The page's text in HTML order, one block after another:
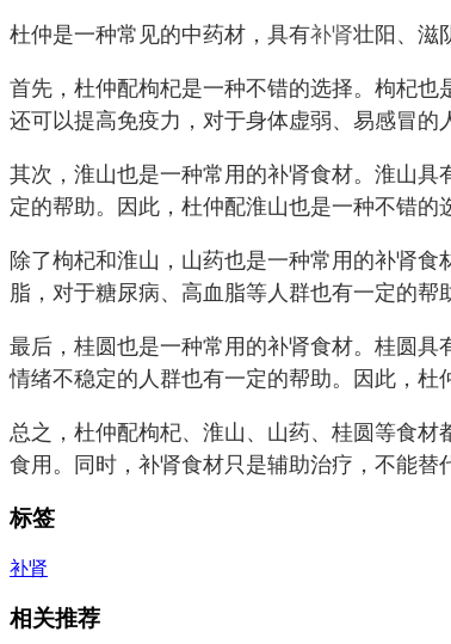
杜仲是一种常见的中药材，具有补肾壮阳、滋
首先，杜仲配枸杞是一种不错的选择。枸杞
还可以提高免疫力，对于身体虚弱、易感冒的
其次，淮山也是一种常用的补肾食材。淮山
定的帮助。因此，杜仲配淮山也是一种不错的
除了枸杞和淮山，山药也是一种常用的补肾
脂，对于糖尿病、高血脂等人群也有一定的帮
最后，桂圆也是一种常用的补肾食材。桂圆
情绪不稳定的人群也有一定的帮助。因此，杜
总之，杜仲配枸杞、淮山、山药、桂圆等食
食用。同时，补肾食材只是辅助治疗，不能替
标签
补肾
相关推荐